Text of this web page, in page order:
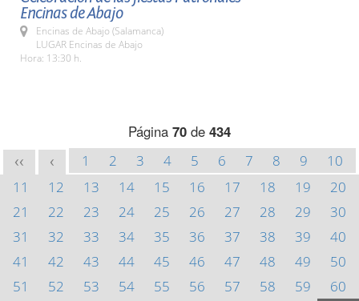
Encinas de Abajo
Encinas de Abajo (Salamanca)
LUGAR Encinas de Abajo
Hora: 13:30 h.
Página 70 de 434
<< < 1 2 3 4 5 6 7 8 9
10
11
12 13 14 15 16 17 18 19
20
21
22 23 24 25 26 27 28 29
30
31
32 33 34 35 36 37 38 39
40
41
42 43 44 45 46 47 48 49
50
51
52 53 54 55 56 57 58 59
60